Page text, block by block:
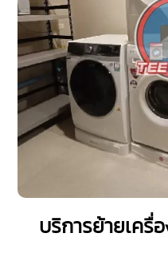
บริการย้ายเครื่